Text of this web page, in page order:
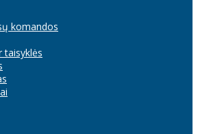
komandos
taisyklės